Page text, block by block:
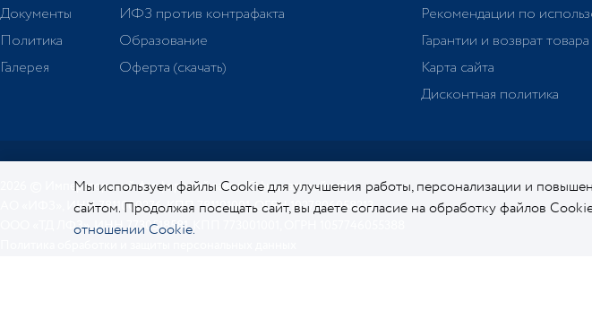
Документы
Политика
Галерея
ИФЗ против контрафакта
Образование
Оферта (скачать)
Рекомендации по
Гарантии и возврат товара
Карта сайта
Дисконтная политика
2026 © Императорский фарфоровый завод. Официальный сайт.
АО «ИФЗ», ИНН 7811000276, КПП 781101001, ОГРН 1027806058213
ООО «ТД ЛФЗ», ИНН 7730518581, КПП 773001001, ОГРН 1057746055388
Мы используем файлы Cookie для улучшения работы, персонализации и
сайтом. Продолжая посещать сайт, вы даете согласие на обработку файлов
отношении Cookie.